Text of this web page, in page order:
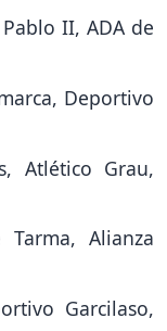
II, ADA de
Deportivo
Atlético Grau,
Alianza
Garcilaso,